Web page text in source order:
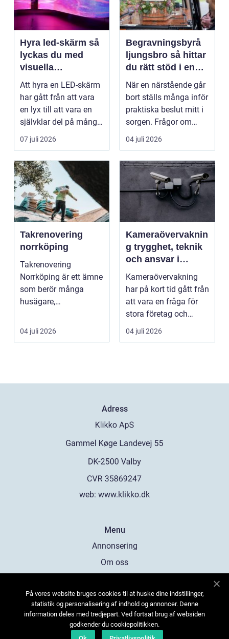
Hyra led-skärm så
lyckas du med
visuella
upplevelser på
event
Att hyra en LED-skärm
har gått från att vara
en lyx till att vara en
självklar del på många
event, m...
07 juli 2026
Begravningsbyrå
ljungsbro så hittar
du rätt stöd i en
svår tid
När en närstående går
bort ställs många inför
praktiska beslut mitt i
sorgen. Frågor om
ceremoni, ju...
04 juli 2026
Takrenovering
norrköping
Takrenovering
Norrköping är ett ämne
som berör många
husägare,
och fastighets...
04 juli 2026
Kameraövervaknin
g trygghet, teknik
och ansvar i
samma lösning
Kameraövervakning
har på kort tid gått från
att vara en fråga för
stora företag och
köpcentrum till ...
04 juli 2026
Adress
web: www.klikko.dk
Menu
Annonsering
Om oss
Kontakta oss
Sitemap
På vores website bruges cookies til at huske dine indstillinger,
statistik og personalisering af indhold og annoncer. Denne
information deles med tredjepart. Ved fortsat brug af websiden
godkender du cookiepolitikken.